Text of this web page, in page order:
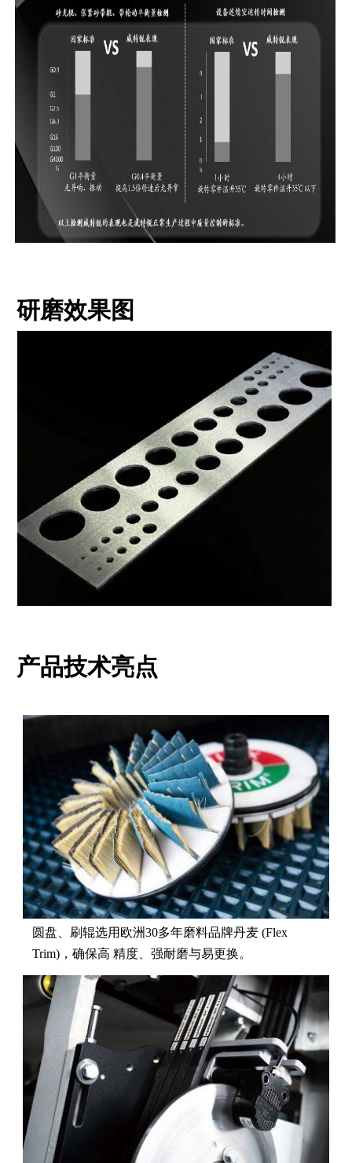
研磨效果图
产品技术亮点
圆盘、刷辊选用欧洲30多年磨料品牌丹麦 (Flex
Trim)，确保高 精度、强耐磨与易更换。